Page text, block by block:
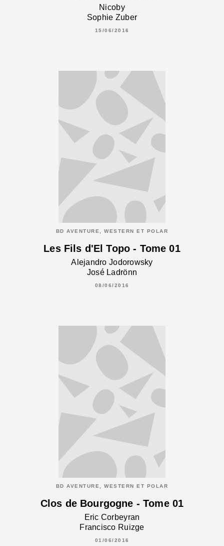
Nicoby
Sophie Zuber
15/06/2016
BD AVENTURE, WESTERN ET POLAR
Les Fils d'El Topo - Tome 01
Alejandro Jodorowsky
José Ladrönn
08/06/2016
BD AVENTURE, WESTERN ET POLAR
Clos de Bourgogne - Tome 01
Eric Corbeyran
Francisco Ruizge
01/06/2016